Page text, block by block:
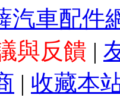
汽車配件
與反饋 |
| 收藏本